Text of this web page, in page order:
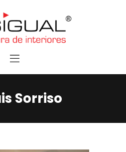
Sorriso
Home